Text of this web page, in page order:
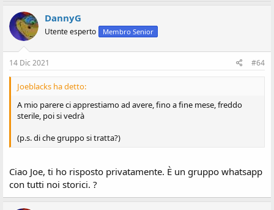
DannyG
Utente esperto Membro Senior
14 Dic 2021 #64
Joeblacks ha detto:
A mio parere ci apprestiamo ad avere, fino a fine mese, freddo
sterile, poi si vedrà
(p.s. di che gruppo si tratta?)
Ciao Joe, ti ho risposto privatamente. È un gruppo whatsapp
con tutti noi storici. ?